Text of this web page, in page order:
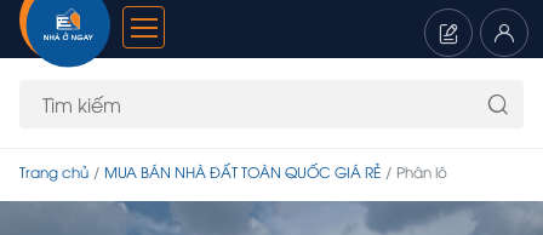
Trang chủ MUA BÁN NHÀ ĐẤT TOÀN QUỐC GIÁ RẺ Phân lô